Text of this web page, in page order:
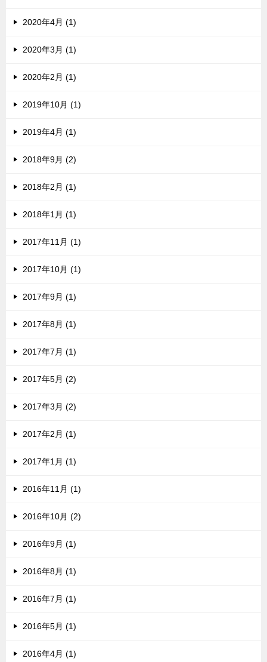
2020年4月 (1)
2020年3月 (1)
2020年2月 (1)
2019年10月 (1)
2019年4月 (1)
2018年9月 (2)
2018年2月 (1)
2018年1月 (1)
2017年11月 (1)
2017年10月 (1)
2017年9月 (1)
2017年8月 (1)
2017年7月 (1)
2017年5月 (2)
2017年3月 (2)
2017年2月 (1)
2017年1月 (1)
2016年11月 (1)
2016年10月 (2)
2016年9月 (1)
2016年8月 (1)
2016年7月 (1)
2016年5月 (1)
2016年4月 (1)